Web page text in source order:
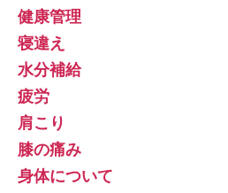
健康管理
寝違え
水分補給
疲労
肩こり
膝の痛み
身体について